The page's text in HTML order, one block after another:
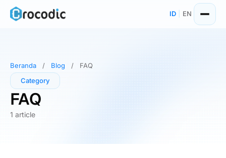
Skip
ID EN
Beranda / Blog /
FAQ
Category
FAQ
1 article